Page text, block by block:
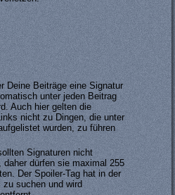
Deine Beiträge eine Signatur
unter jeden Beitrag
Auch hier gelten die
nicht zu Dingen, die unter
wurden, zu führen
Signaturen nicht
daher dürfen sie maximal 255
Der Spoiler-Tag hat in der
suchen und wird